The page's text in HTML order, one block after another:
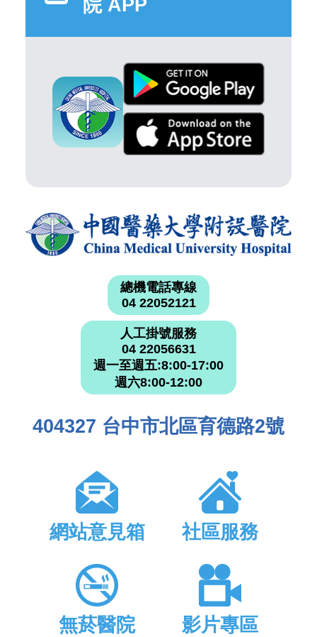
院 APP
總機電話專線
04 22052121
人工掛號服務
04 22056631
週一至週五:8:00-17:00
週六8:00-12:00
404327 台中市北區育德路2號
網站意見箱 社區服務
無菸醫院 影片專區